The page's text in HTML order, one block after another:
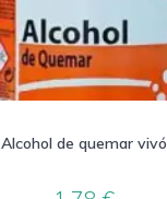
Alcohol de quemar vivó